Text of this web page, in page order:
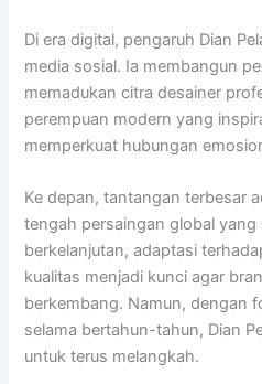
Di era digital, pengaruh Dian
media sosial. Ia membangun
memadukan citra desainer
perempuan modern yang
memperkuat hubungan
Ke depan, tantangan terbesar
tengah persaingan global
berkelanjutan, adaptasi
kualitas menjadi kunci agar
berkembang. Namun, dengan
selama bertahun-tahun, Dian
untuk terus melangkah.